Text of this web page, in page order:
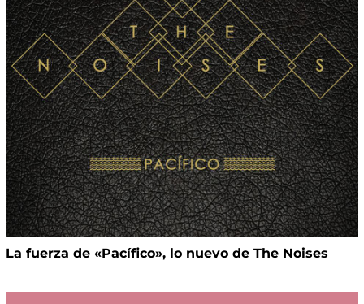
La fuerza de «Pacífico», lo nuevo de The Noises